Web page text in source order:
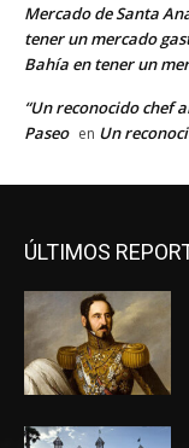
Mercado de Santa
tener un mercado
Bahía en tener un
“Un reconocido chef
Paseo en Un
ÚLTIMOS